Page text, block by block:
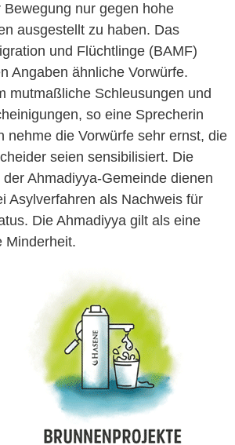
nur gegen hohe
ausgestellt zu haben. Das
und Flüchtlinge (BAMF)
Angaben ähnliche Vorwürfe.
mutmaßliche Schleusungen und
so eine Sprecherin
nehme die Vorwürfe sehr ernst, die
seien sensibilisiert. Die
Ahmadiyya-Gemeinde dienen
Asylverfahren als Nachweis für
Die Ahmadiyya gilt als eine
Minderheit.